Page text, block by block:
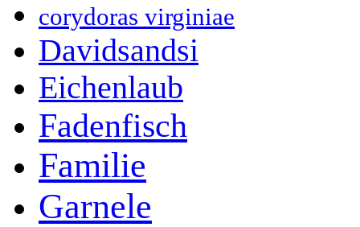
corydoras virginiae
Davidsandsi
Eichenlaub
Fadenfisch
Familie
Garnele